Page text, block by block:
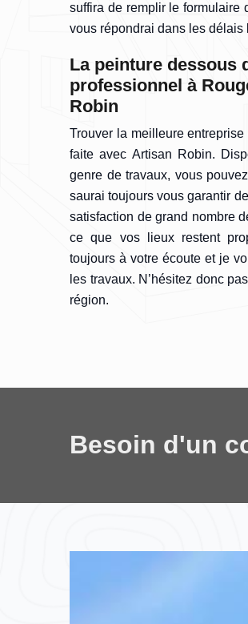
suffira de remplir le formulaire
vous répondrai dans les délais
La peinture dessous
professionnel à
Robin
Trouver la meilleure
faite avec Artisan Robin.
genre de travaux, vous
saurai toujours vous garantir
satisfaction de grand nombre
ce que vos lieux restent
toujours à votre écoute et je
les travaux. N’hésitez donc
région.
Besoin d'un